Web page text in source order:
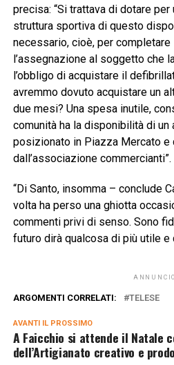
precisa: “Si trattava di dotare
struttura sportiva di questo
necessario, cioè, per
l’assegnazione al soggetto che
l’obbligo di acquistare il
avremmo dovuto acquistare un
due mesi? Una spesa inutile,
comunità ha la disponibilità di
posizionato in Piazza Mercato e
dall’associazione commercianti”.
“Di Santo, insomma – conclude
volta ha perso una ghiotta
commenti privi di senso. Sono
futuro dirà qualcosa di più utile e
ANNUNCIO
ARGOMENTI CORRELATI: TELESE
AVANTI IL ​​PROSSIMO
A Faicchio si attende il Natale
dell’Artigianato creativo e